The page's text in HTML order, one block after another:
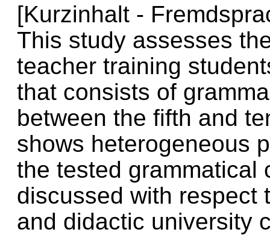
[Kurzinhalt -
This study assesses
teacher training
that consists of
between the fifth and
shows heterogeneous
the tested grammatical
discussed with respect
and didactic university